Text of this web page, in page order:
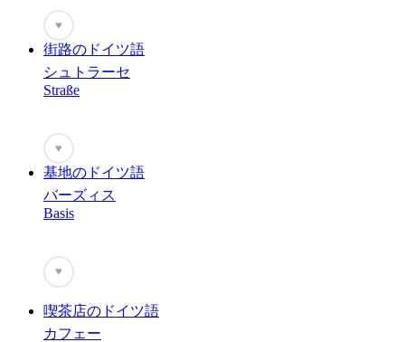
♥
街路のドイツ語
シュトラーセ
Straße
♥
基地のドイツ語
バーズィス
Basis
♥
喫茶店のドイツ語
カフェー